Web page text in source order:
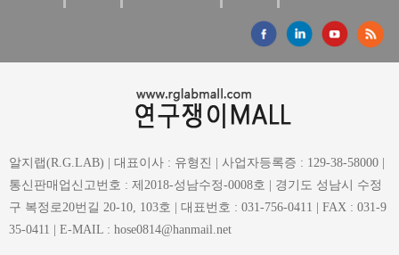
알지랩(R.G.LAB) | 대표이사 : 유형진 | 사업자등록증 : 129-38-58000 |
통신판매업신고번호 : 제2018-성남수정-0008호 | 경기도 성남시 수정
구 복정로20번길 20-10, 103호 | 대표번호 : 031-756-0411 | FAX : 031-9
35-0411 | E-MAIL : hose0814@hanmail.net